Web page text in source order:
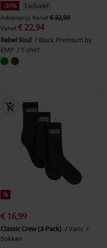
-30%
Exclusief
Adviesprijs Vanaf€ 32,99
Vanaf€ 22,94
Rebel Soul
Black Premium by
EMP
T-shirt
%
€ 16,99
Classic Crew (3-Pack)
Vans
Sokken